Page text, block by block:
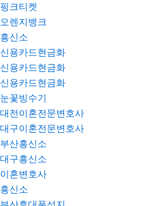
핑크티켓
오렌지뱅크
흥신소
신용카드현금화
신용카드현금화
신용카드현금화
눈꽃빙수기
대전이혼전문변호사
대구이혼전문변호사
부산흥신소
대구흥신소
이혼변호사
흥신소